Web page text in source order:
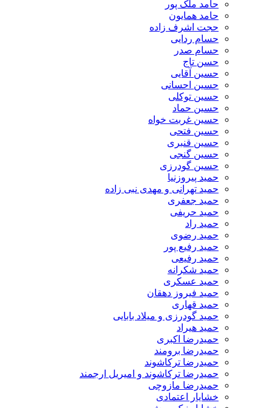
حامد ملک پور
حامد همایون
حجت اشرف زاده
حسام ردایی
حسام صدر
حسن تاج
حسین آقایی
حسین احسانی
حسین توکلی
حسین حماد
حسین غربت خواه
حسین فتحی
حسین قنبری
حسین گنجی
حسین گودرزی
حمید پیروزنیا
حمید تهرانی و مهدی نبی زاده
حمید جعفری
حمید حریفی
حمید راد
حمید رضوی
حمید رفیع پور
حمید رفیعی
حمید شکرانه
حمید عسکری
حمید فیروز دهقان
حمید قهاری
حمید گودرزی و میلاد بابایی
حمید هیراد
حمیدرضا اکبری
حمیدرضا برومند
حمیدرضا ترکاشوند
حمیدرضا ترکاشوند و امیریل ارجمند
حمیدرضا مازوچی
خشایار اعتمادی